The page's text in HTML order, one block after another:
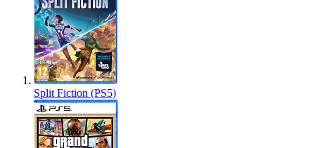
Split Fiction (PS5)